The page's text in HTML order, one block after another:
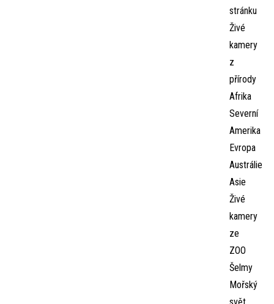
stránku
Živé
kamery
z
přírody
Afrika
Severní
Amerika
Evropa
Austrálie
Asie
Živé
kamery
ze
ZOO
Šelmy
Mořský